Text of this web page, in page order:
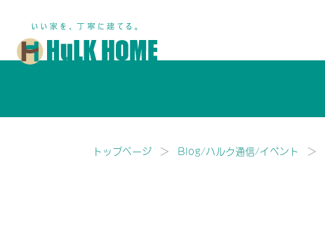
トップページ Blog/ハルク通信/イベント